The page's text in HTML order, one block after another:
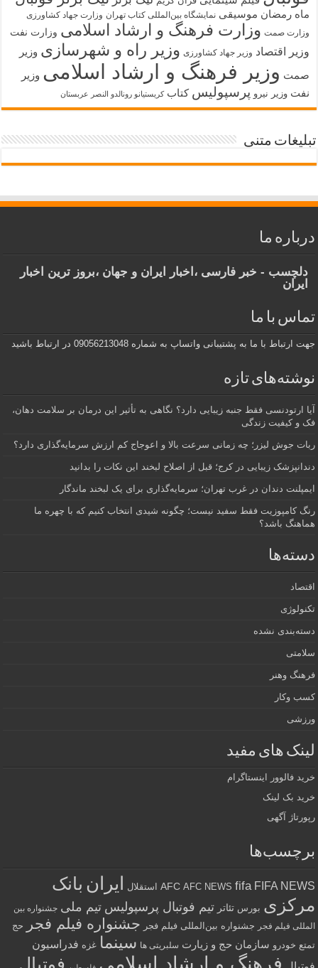
ماه رمضان موسیقی نمایشگاه بین‌المللی کتاب تهران وزارت جهاد کشاورزی
وزارت صمت وزارت فرهنگ و ارشاد اسلامی وزارت نفت
وزیر اقتصاد وزیر جهاد کشاورزی وزیر راه و شهرسازی وزیر
صمت وزیر فرهنگ و ارشاد اسلامی وزیر
نفت وزیر نیرو پرسپولیس کتاب کریستیانو رونالدو النصر عربستان
تبلیغات متنی
درباره ما
دلچسب - خبر فارسی ،اخبار ایران و جهان ،بروز ترین اخبار
ایران
تماس با ما
جهت ارتباط با ما به پشتیبانی واتساپ به شماره 09056213048 در ارتباط باشید
نوشته‌های تازه
آیا ارتودنسی فقط جنبه زیبایی دارد؟ نگاهی به تأثیر این درمان بر سلامت دهان،
فک و کیفیت زندگی
ربات جوش لیزر؛ چه زمانی سرعت بالا و اعوجاج کم ارزش سرمایه‌گذاری دارد؟
دندانپزشک زیبایی در کرج؛ قبل از اصلاح لبخند این نکات را بدانید
ایمپلنت دندان در غرب تهران؛ سرمایه‌گذاری برای یک لبخند ماندگار
رنگ کامپوزیت فقط سفید نیست؛ چگونه شیدی انتخاب کنیم که با چهره ما
هماهنگ باشد؟
دسته‌ها
اقتصاد
تکنولوژی
دسته‌بندی نشده
سلامتی
فرهنگ وهنر
کسب وکار
ورزشی
لینک های مفید
خرید فالوور اینستاگرام
خرید بک لینک
رپورتاژ آگهی
برچسب‌ها
AFC AFC NEWS fifa FIFA NEWS استقلال ایران بانک
مرکزی بورس تئاتر تیم فوتبال پرسپولیس تیم ملی جشنواره بین
المللی فیلم فجر جشنواره بین‌المللی فیلم فجر جشنواره فیلم فجر
حج
تمتع خودرو سازمان حج و زیارت سلبریتی ها سینما غزه فدراسیون
فرهنگ و ارشاد اسلامی فوتبال